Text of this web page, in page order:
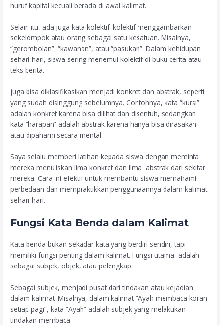
huruf kapital kecuali berada di awal kalimat.
Selain itu, ada juga kata kolektif. kolektif menggambarkan
sekelompok atau orang sebagai satu kesatuan. Misalnya,
“gerombolan”, “kawanan”, atau “pasukan”. Dalam kehidupan
sehari-hari, siswa sering menemui kolektif di buku cerita atau
teks berita.
juga bisa diklasifikasikan menjadi konkret dan abstrak, seperti
yang sudah disinggung sebelumnya. Contohnya, kata “kursi”
adalah konkret karena bisa dilihat dan disentuh, sedangkan
kata “harapan” adalah abstrak karena hanya bisa dirasakan
atau dipahami secara mental.
Saya selalu memberi latihan kepada siswa dengan meminta
mereka menuliskan lima konkret dan lima abstrak dari sekitar
mereka. Cara ini efektif untuk membantu siswa memahami
perbedaan dan mempraktikkan penggunaannya dalam kalimat
sehari-hari.
Fungsi Kata Benda dalam Kalimat
Kata benda bukan sekadar kata yang berdiri sendiri, tapi
memiliki fungsi penting dalam kalimat. Fungsi utama adalah
sebagai subjek, objek, atau pelengkap.
Sebagai subjek, menjadi pusat dari tindakan atau kejadian
dalam kalimat. Misalnya, dalam kalimat “Ayah membaca koran
setiap pagi”, kata “Ayah” adalah subjek yang melakukan
tindakan membaca.